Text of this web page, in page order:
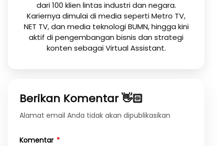
dari 100 klien lintas industri dan negara.
Kariernya dimulai di media seperti Metro TV,
NET TV, dan media teknologi BUMN, hingga kini
aktif di pengembangan bisnis dan strategi
konten sebagai Virtual Assistant.
Berikan Komentar 👋🏻
Alamat email Anda tidak akan dipublikasikan
Komentar *